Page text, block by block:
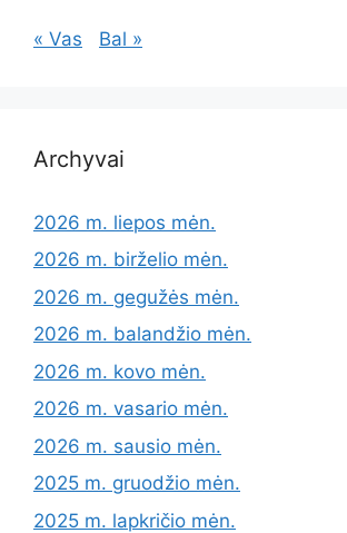
« Vas Bal »
Archyvai
2026 m. liepos mėn.
2026 m. birželio mėn.
2026 m. gegužės mėn.
2026 m. balandžio mėn.
2026 m. kovo mėn.
2026 m. vasario mėn.
2026 m. sausio mėn.
2025 m. gruodžio mėn.
2025 m. lapkričio mėn.